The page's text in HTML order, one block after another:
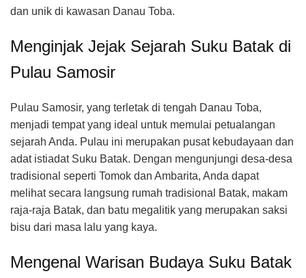
dan unik di kawasan Danau Toba.
Menginjak Jejak Sejarah Suku Batak di
Pulau Samosir
Pulau Samosir, yang terletak di tengah Danau Toba,
menjadi tempat yang ideal untuk memulai petualangan
sejarah Anda. Pulau ini merupakan pusat kebudayaan dan
adat istiadat Suku Batak. Dengan mengunjungi desa-desa
tradisional seperti Tomok dan Ambarita, Anda dapat
melihat secara langsung rumah tradisional Batak, makam
raja-raja Batak, dan batu megalitik yang merupakan saksi
bisu dari masa lalu yang kaya.
Mengenal Warisan Budaya Suku Batak